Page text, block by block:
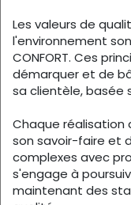
Les valeurs de
l'environnement
CONFORT. Ces
démarquer et de
sa clientèle, basée
Chaque réalisation
son savoir-faire et
complexes avec
s'engage à
maintenant des